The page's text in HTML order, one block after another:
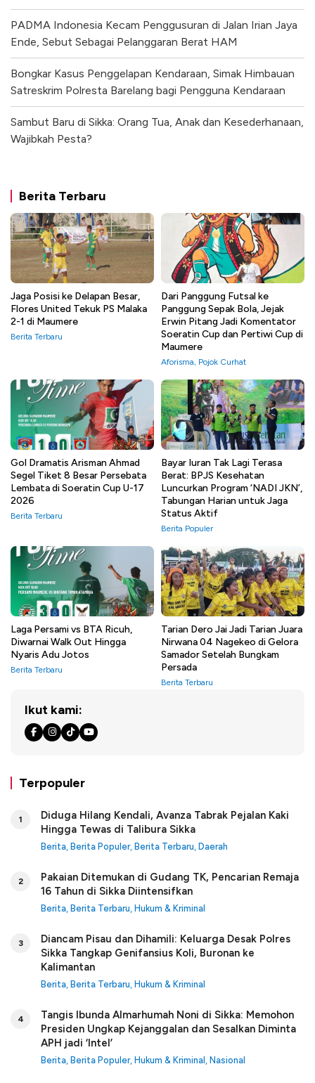
PADMA Indonesia Kecam Penggusuran di Jalan Irian Jaya
Ende, Sebut Sebagai Pelanggaran Berat HAM
Bongkar Kasus Penggelapan Kendaraan, Simak Himbauan
Satreskrim Polresta Barelang bagi Pengguna Kendaraan
Sambut Baru di Sikka: Orang Tua, Anak dan Kesederhanaan,
Wajibkah Pesta?
Berita Terbaru
Jaga Posisi ke Delapan Besar,
Flores United Tekuk PS Malaka
2-1 di Maumere
Berita Terbaru
Dari Panggung Futsal ke
Panggung Sepak Bola, Jejak
Erwin Pitang Jadi Komentator
Soeratin Cup dan Pertiwi Cup di
Maumere
Aforisma, Pojok Curhat
Gol Dramatis Arisman Ahmad
Segel Tiket 8 Besar Persebata
Lembata di Soeratin Cup U-17
2026
Berita Terbaru
Bayar Iuran Tak Lagi Terasa
Berat: BPJS Kesehatan
Luncurkan Program ‘NADI JKN’,
Tabungan Harian untuk Jaga
Status Aktif
Berita Populer
Laga Persami vs BTA Ricuh,
Diwarnai Walk Out Hingga
Nyaris Adu Jotos
Berita Terbaru
Tarian Dero Jai Jadi Tarian Juara
Nirwana 04 Nagekeo di Gelora
Samador Setelah Bungkam
Persada
Berita Terbaru
Ikut kami:
Terpopuler
1
Diduga Hilang Kendali, Avanza Tabrak Pejalan Kaki
Hingga Tewas di Talibura Sikka
Berita Berita Populer, Berita Terbaru Daerah
2
Pakaian Ditemukan di Gudang TK, Pencarian Remaja
16 Tahun di Sikka Diintensifkan
Berita Berita Terbaru Hukum & Kriminal
3
Diancam Pisau dan Dihamili: Keluarga Desak Polres
Sikka Tangkap Genifansius Koli, Buronan ke
Kalimantan
Berita Berita Terbaru Hukum & Kriminal
4
Tangis Ibunda Almarhumah Noni di Sikka: Memohon
Presiden Ungkap Kejanggalan dan Sesalkan Diminta
APH jadi ‘Intel’
Berita Berita Populer, Hukum & Kriminal Nasional